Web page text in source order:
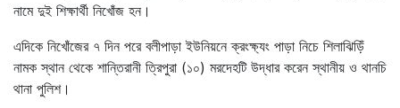
নামে দুই শিক্ষার্থী নিখোঁজ হন।
এদিকে নিখোঁজের ৭ দিন পরে বলীপাড়া ইউনিয়নে ক্রংক্ষ্যং পাড়া নিচে শিলাঝিড়িঁ
নামক স্থান থেকে শান্তিরানী ত্রিপুরা (১০) মরদেহটি উদ্ধার করেন স্থানীয় ও থানচি
থানা পুলিশ।